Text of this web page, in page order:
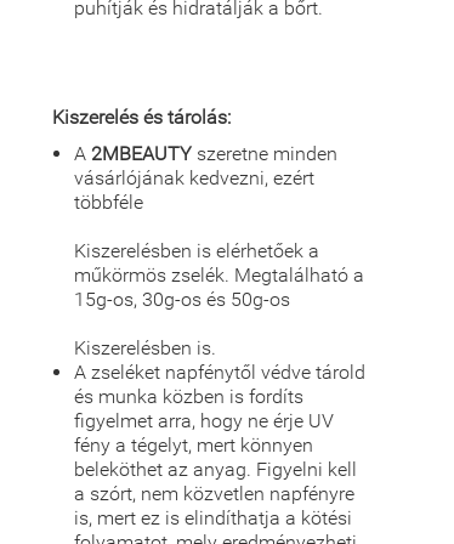
puhítják és hidratálják a bőrt.
Kiszerelés és tárolás:
A 2MBEAUTY szeretne minden
vásárlójának kedvezni, ezért
többféle
Kiszerelésben is elérhetőek a
műkörmös zselék. Megtalálható a
15g-os, 30g-os és 50g-os
Kiszerelésben is.
A zseléket napfénytől védve tárold
és munka közben is fordíts
figyelmet arra, hogy ne érje UV
fény a tégelyt, mert könnyen
beleköthet az anyag. Figyelni kell
a szórt, nem közvetlen napfényre
is, mert ez is elindíthatja a kötési